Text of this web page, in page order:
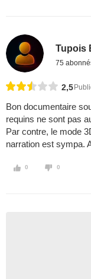
Tupois
75
2,5
Bon documentaire
requins ne sont pas
Par contre, le mode
narration est sympa.
0 0